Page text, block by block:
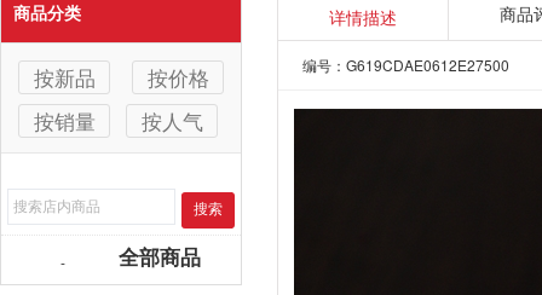
详情描述 商品
编号：G619CDAE0612E27500
商品分类
按新品
按价格
按销量
按人气
搜索
- 全部商品